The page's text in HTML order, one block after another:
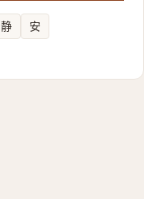
静 安